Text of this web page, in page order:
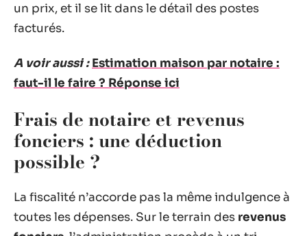
un prix, et il se lit dans le détail des postes
facturés.
A voir aussi : Estimation maison par notaire :
faut-il le faire ? Réponse ici
Frais de notaire et revenus
fonciers : une déduction
possible ?
La fiscalité n’accorde pas la même indulgence à
toutes les dépenses. Sur le terrain des revenus